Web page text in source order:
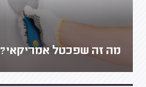
מה זה שפכטל אמריקאי?